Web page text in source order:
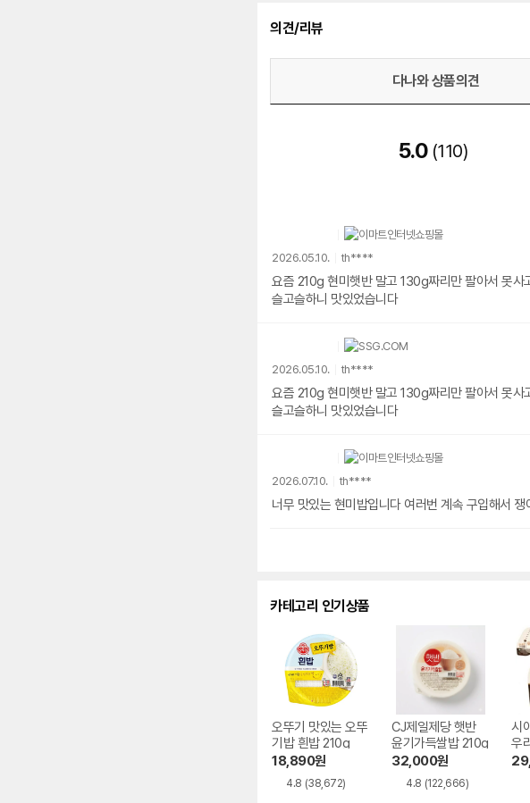
의견/리뷰
다나와 상품의견
5.0 110
2026.05.10. th****
요즘 210g 현미햇반 말고 130g짜리만 팔아서 못
슬고슬하니 맛있었습니다
2026.05.10. th****
요즘 210g 현미햇반 말고 130g짜리만 팔아서 못
슬고슬하니 맛있었습니다
2026.07.10. th****
너무 맛있는 현미밥입니다 여러번 계속 구입해서
카테고리 인기상품
오뚜기 맛있는 오뚜
기밥 흰밥 210g
18,890원
4.8 (38,672)
CJ제일제당 햇반
윤기가득쌀밥 210g
32,000원
4.8 (122,666)
시
우